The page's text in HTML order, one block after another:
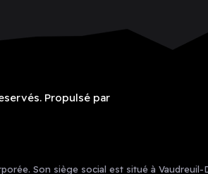
Propulsé par
Son siège social est situé à